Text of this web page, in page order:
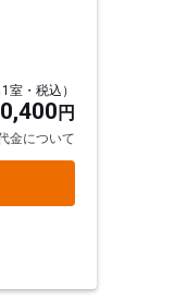
室・税込）
円
金について